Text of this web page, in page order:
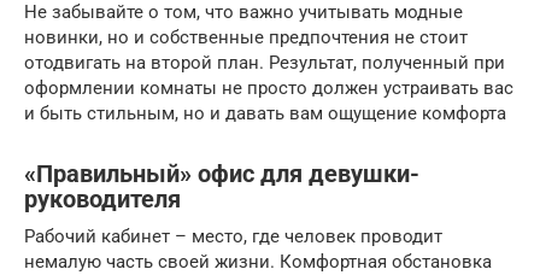
Не забывайте о том, что важно учитывать модные
новинки, но и собственные предпочтения не стоит
отодвигать на второй план. Результат, полученный при
оформлении комнаты не просто должен устраивать вас
и быть стильным, но и давать вам ощущение комфорта
«Правильный» офис для девушки-
руководителя
Рабочий кабинет – место, где человек проводит
немалую часть своей жизни. Комфортная обстановка